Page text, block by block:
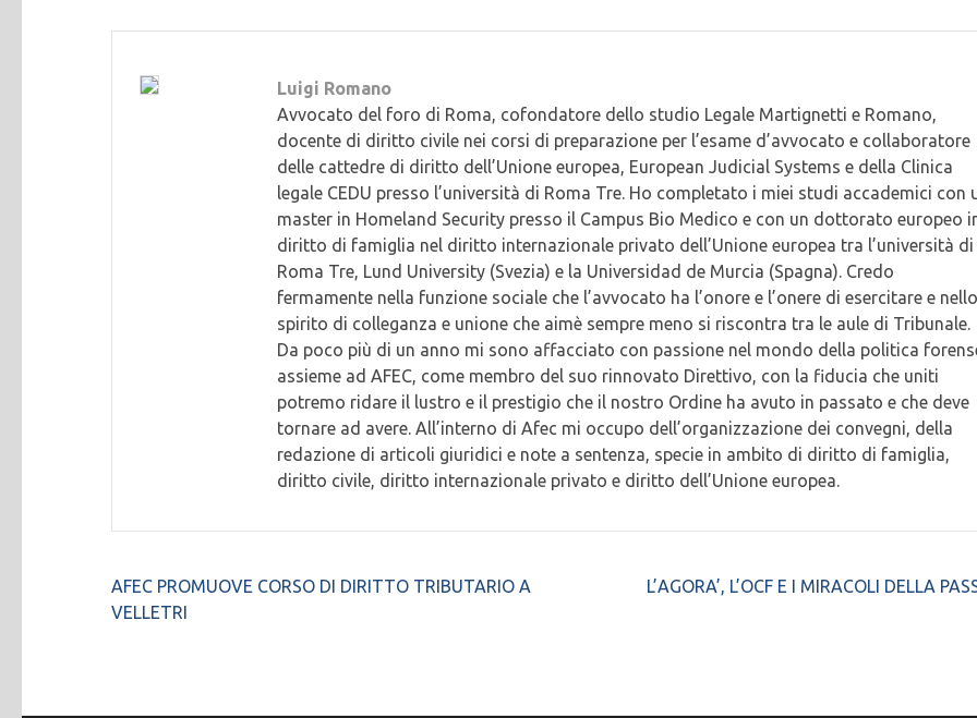
Luigi Romano
Avvocato del foro di Roma, cofondatore dello studio Legale Martignetti e Romano,
docente di diritto civile nei corsi di preparazione per l’esame d’avvocato e collaboratore
delle cattedre di diritto dell’Unione europea, European Judicial Systems e della Clinica
legale CEDU presso l’università di Roma Tre. Ho completato i miei studi accademici con
master in Homeland Security presso il Campus Bio Medico e con un dottorato europeo
diritto di famiglia nel diritto internazionale privato dell’Unione europea tra l’università di
Roma Tre, Lund University (Svezia) e la Universidad de Murcia (Spagna). Credo
fermamente nella funzione sociale che l’avvocato ha l’onore e l’onere di esercitare e nello
spirito di colleganza e unione che aimè sempre meno si riscontra tra le aule di Tribunale.
Da poco più di un anno mi sono affacciato con passione nel mondo della politica
assieme ad AFEC, come membro del suo rinnovato Direttivo, con la fiducia che uniti
potremo ridare il lustro e il prestigio che il nostro Ordine ha avuto in passato e che deve
tornare ad avere. All’interno di Afec mi occupo dell’organizzazione dei convegni, della
redazione di articoli giuridici e note a sentenza, specie in ambito di diritto di famiglia,
diritto civile, diritto internazionale privato e diritto dell’Unione europea.
Navigazione
articoli
AFEC PROMUOVE CORSO DI DIRITTO TRIBUTARIO A
VELLETRI
L’AGORA’, L’OCF E I MIRACOLI DELLA